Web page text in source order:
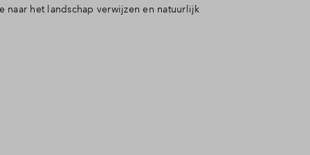
het landschap verwijzen en natuurlijk